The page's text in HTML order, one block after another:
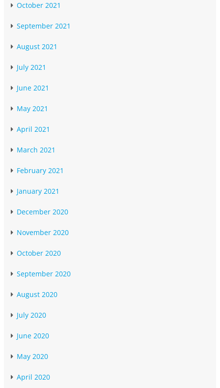
October 2021
September 2021
August 2021
July 2021
June 2021
May 2021
April 2021
March 2021
February 2021
January 2021
December 2020
November 2020
October 2020
September 2020
August 2020
July 2020
June 2020
May 2020
April 2020